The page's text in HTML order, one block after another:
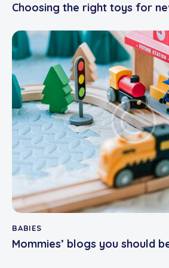
Choosing the right toys for
BABIES
Mommies’ blogs you should